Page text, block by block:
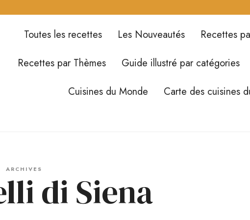
Toutes les recettes Les Nouveautés Recettes
Recettes par Thèmes
Guide illustré par catégories
Cuisines du Monde
Carte des cuisines
ARCHIVES
di Siena